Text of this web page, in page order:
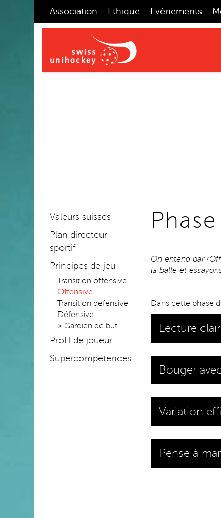
Association Ethique Evènements
Valeurs suisses
Plan directeur
sportif
Principes de jeu
Transition offensive
Offensive
Transition défensive
Défensive
> Gardien de but
Profil de joueur
Supercompétences
On entend par
la balle et
Dans cette phase
Lecture
Bouger
Variation
Pense à